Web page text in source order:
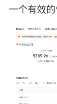
一个有效的